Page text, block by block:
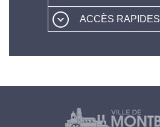
ACCÈS RAPIDES